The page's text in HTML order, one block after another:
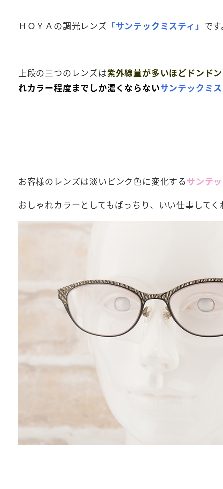
ＨＯＹＡの調光レンズ 「サンテックミスティ」 で
上段の三つのレンズは紫外線量が多いほどドンド
れカラー程度まで しか濃くならないサンテックミ
お客様のレンズは淡いピンク色に変化するサンテ
おしゃれカラーとしてもばっちり、いい仕事して